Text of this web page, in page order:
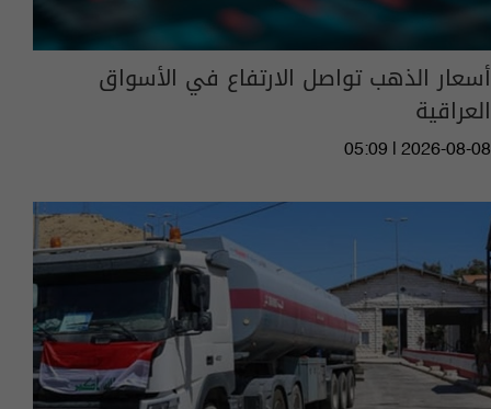
أسعار الذهب تواصل الارتفاع في الأسواق
العراقية
05:09 | 2026-08-08